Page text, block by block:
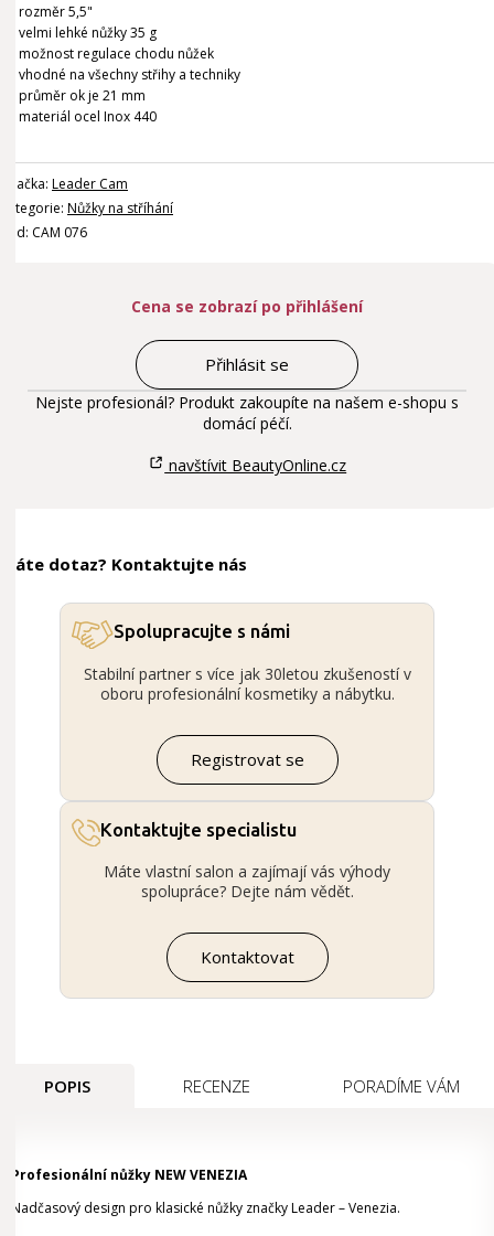
rozměr 5,5"
velmi lehké nůžky 35 g
možnost regulace chodu nůžek
vhodné na všechny střihy a techniky
průměr ok je 21 mm
materiál ocel Inox 440
Značka: Leader Cam
Kategorie: Nůžky na stříhání
Kód: CAM 076
Cena se zobrazí po přihlášení
Přihlásit se
Nejste profesionál? Produkt zakoupíte na našem e-shopu s
domácí péčí.
navštívit BeautyOnline.cz
Máte dotaz? Kontaktujte nás
Spolupracujte s námi
Stabilní partner s více jak 30letou zkušeností v
oboru profesionální kosmetiky a nábytku.
Registrovat se
Kontaktujte specialistu
Máte vlastní salon a zajímají vás výhody
spolupráce? Dejte nám vědět.
Kontaktovat
POPIS RECENZE PORADÍME VÁM
Profesionální nůžky NEW VENEZIA
Nadčasový design pro klasické nůžky značky Leader – Venezia.